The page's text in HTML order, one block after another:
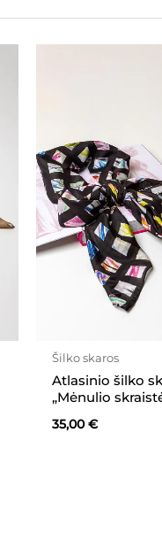
Šilko skaros
Atlasinio šilko
„Mėnulio
35,00€